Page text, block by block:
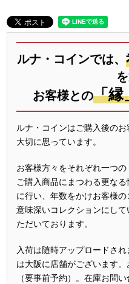
ルナ・コインでは、
お客様との「縁
ルナ・コインはご購入後の
大切に思っています。
お客様方々をそれぞれ一つの
ご購入商品にまつわる更な
に行い、年数をかけお客様
意味深いコレクションにし
ただいております。
入荷は随時アップロードさ
は大阪に店舗がございます
（要事前予約）。在庫お問